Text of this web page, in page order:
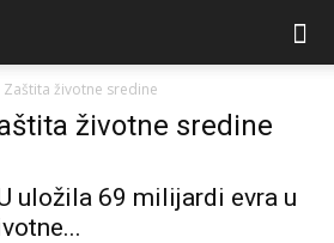
Zaštita životne sredine
životne sredine
uložila 69 milijardi evra u